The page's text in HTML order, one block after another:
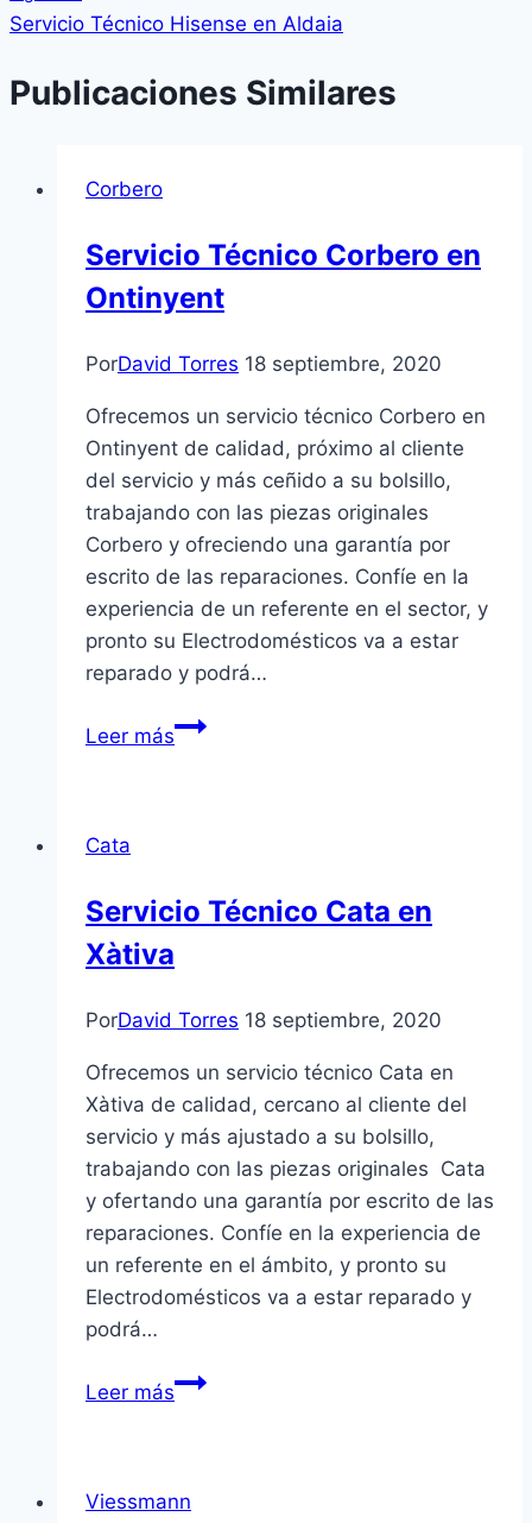
entradas
Servicio Técnico Hisense en Aldaia
Publicaciones Similares
Corbero
Servicio Técnico Corbero en
Ontinyent
PorDavid Torres 18 septiembre, 2020
Ofrecemos un servicio técnico Corbero en
Ontinyent de calidad, próximo al cliente
del servicio y más ceñido a su bolsillo,
trabajando con las piezas originales
Corbero y ofreciendo una garantía por
escrito de las reparaciones. Confíe en la
experiencia de un referente en el sector, y
pronto su Electrodomésticos va a estar
reparado y podrá…
Leer másServicio
Cata
Servicio Técnico Cata en
Xàtiva
PorDavid Torres 18 septiembre, 2020
Ofrecemos un servicio técnico Cata en
Xàtiva de calidad, cercano al cliente del
servicio y más ajustado a su bolsillo,
trabajando con las piezas originales Cata
y ofertando una garantía por escrito de las
reparaciones. Confíe en la experiencia de
un referente en el ámbito, y pronto su
Electrodomésticos va a estar reparado y
podrá…
Leer másServicio
Xàtiva
Viessmann